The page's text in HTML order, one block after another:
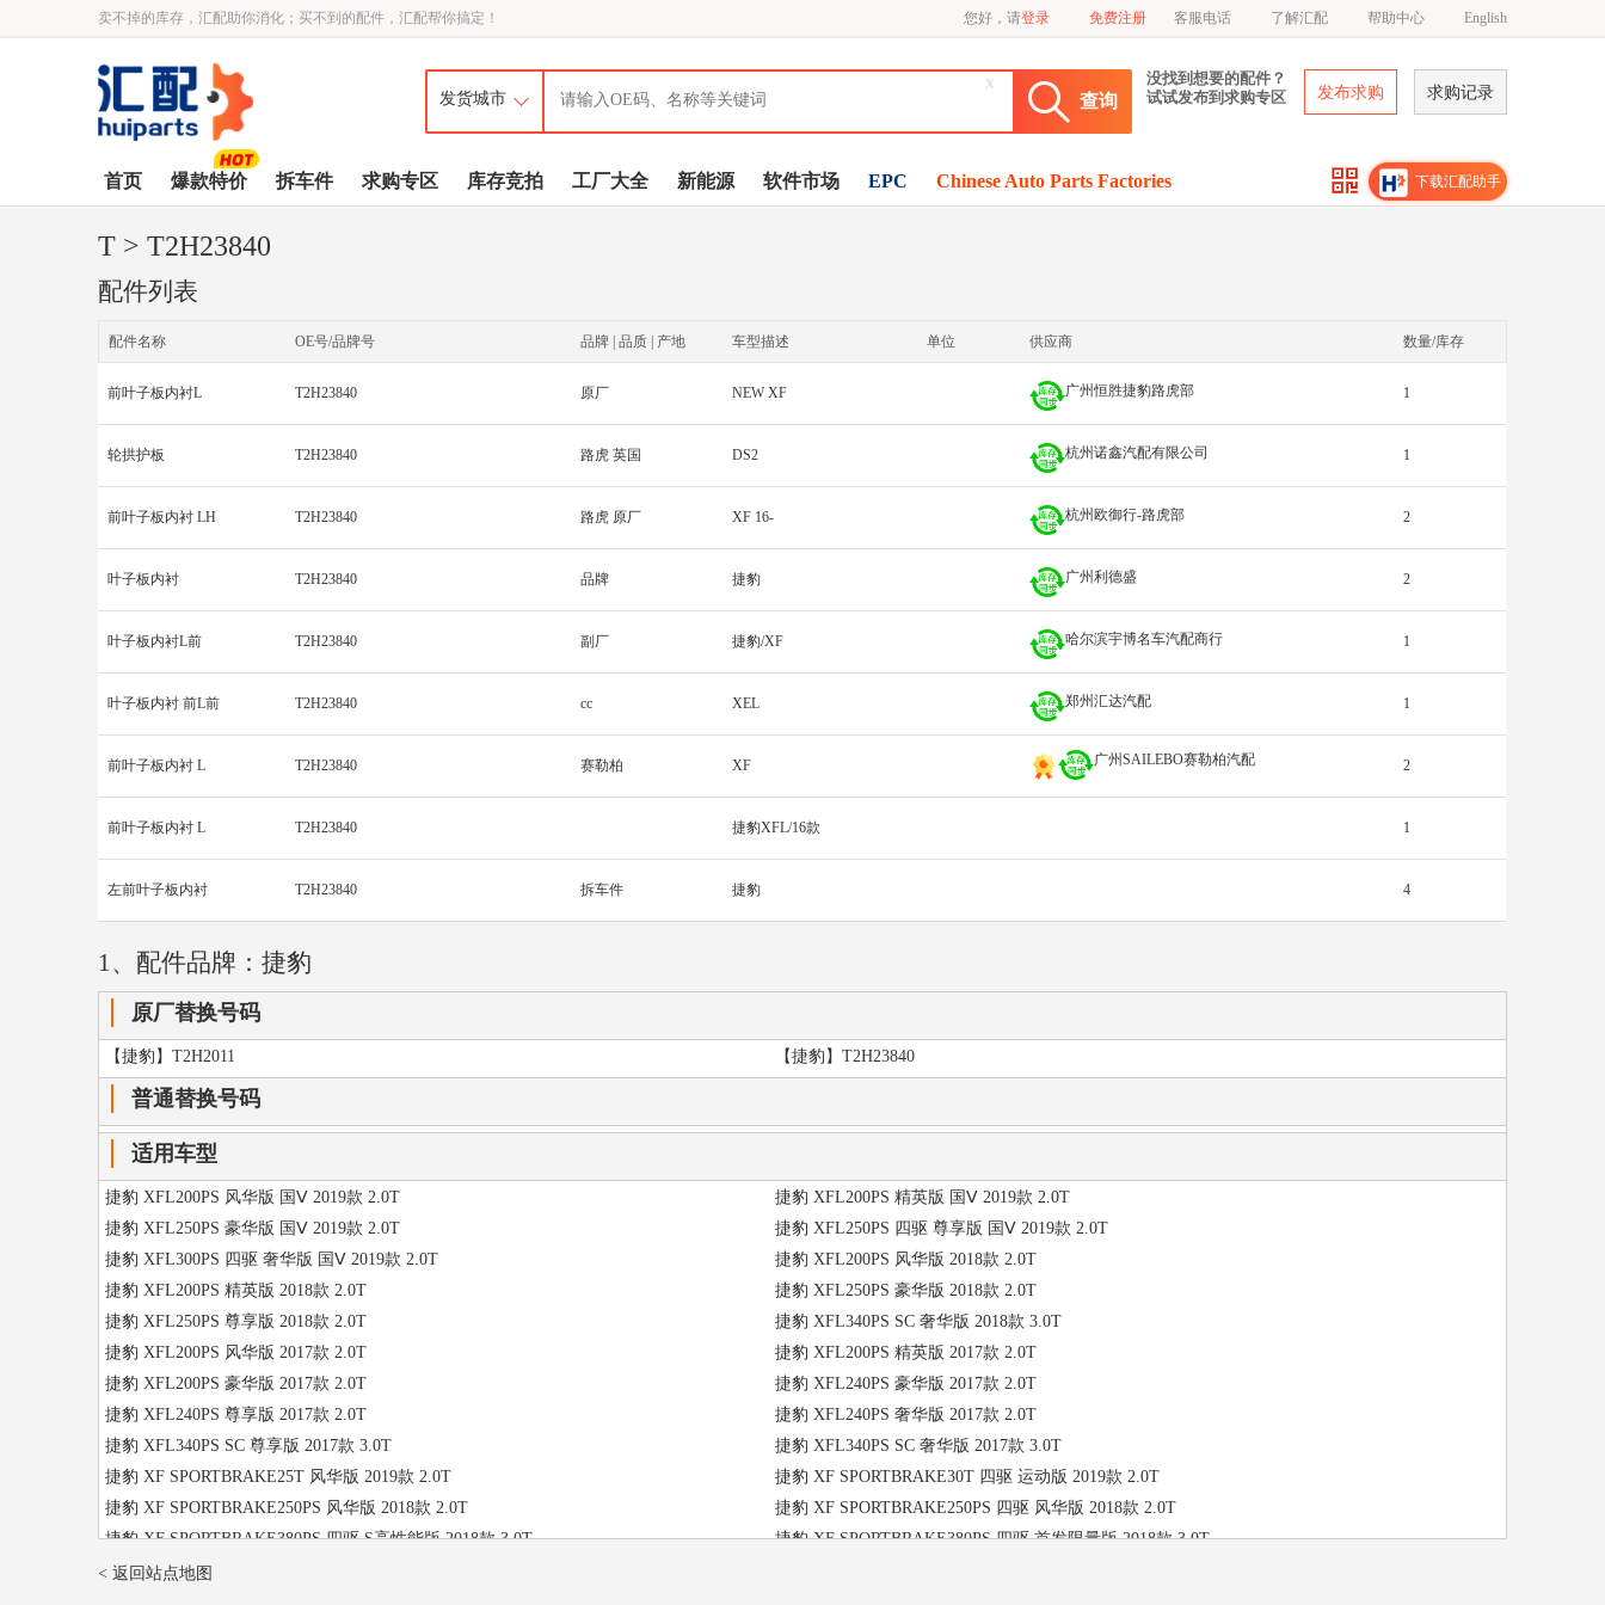
卖不掉的库存，汇配助你消化；买不到的配件，汇配帮你搞定！ 您好，请登录 免费注册 客服电话 了解汇配 帮助中心 English
查询
x
没找到想要的配件？
试试发布到求购专区
发布求购 求购记录
首页 爆款特价 拆车件 求购专区 库存竞拍 工厂大全 新能源 软件市场 EPC Chinese Auto Parts Factories 下载汇配助手
T > T2H23840
配件列表
配件名称 OE号/品牌号 品牌 | 品质 | 产地 车型描述 单位 供应商 数量/库存
前叶子板内衬L T2H23840 原厂 NEW XF 广州恒胜捷豹路虎部 1
轮拱护板 T2H23840 路虎 英国 DS2 杭州诺鑫汽配有限公司 1
前叶子板内衬 LH T2H23840 路虎 原厂 XF 16- 杭州欧御行-路虎部 2
叶子板内衬 T2H23840 品牌 捷豹 广州利德盛 2
叶子板内衬L前 T2H23840 副厂 捷豹/XF 哈尔滨宇博名车汽配商行 1
叶子板内衬 前L前 T2H23840 cc XEL 郑州汇达汽配 1
前叶子板内衬 L T2H23840 赛勒柏 XF 广州SAILEBO赛勒柏汽配 2
前叶子板内衬 L T2H23840 捷豹XFL/16款 1
左前叶子板内衬 T2H23840 拆车件 捷豹 4
1、配件品牌：捷豹
原厂替换号码
【捷豹】T2H2011 【捷豹】T2H23840
普通替换号码
适用车型
捷豹 XFL200PS 风华版 国Ⅴ 2019款 2.0T
捷豹 XFL200PS 精英版 国Ⅴ 2019款 2.0T
捷豹 XFL250PS 豪华版 国Ⅴ 2019款 2.0T
捷豹 XFL250PS 四驱 尊享版 国Ⅴ 2019款 2.0T
捷豹 XFL300PS 四驱 奢华版 国Ⅴ 2019款 2.0T
捷豹 XFL200PS 风华版 2018款 2.0T
捷豹 XFL200PS 精英版 2018款 2.0T
捷豹 XFL250PS 豪华版 2018款 2.0T
捷豹 XFL250PS 尊享版 2018款 2.0T
捷豹 XFL340PS SC 奢华版 2018款 3.0T
捷豹 XFL200PS 风华版 2017款 2.0T
捷豹 XFL200PS 精英版 2017款 2.0T
捷豹 XFL200PS 豪华版 2017款 2.0T
捷豹 XFL240PS 豪华版 2017款 2.0T
捷豹 XFL240PS 尊享版 2017款 2.0T
捷豹 XFL240PS 奢华版 2017款 2.0T
捷豹 XFL340PS SC 尊享版 2017款 3.0T
捷豹 XFL340PS SC 奢华版 2017款 3.0T
捷豹 XF SPORTBRAKE25T 风华版 2019款 2.0T
捷豹 XF SPORTBRAKE30T 四驱 运动版 2019款 2.0T
捷豹 XF SPORTBRAKE250PS 风华版 2018款 2.0T
捷豹 XF SPORTBRAKE250PS 四驱 风华版 2018款 2.0T
捷豹 XF SPORTBRAKE380PS 四驱 S高性能版 2018款 3.0T
捷豹 XF SPORTBRAKE380PS 四驱 首发限量版 2018款 3.0T
捷豹 XF风华版 2016款 2.0T
< 返回站点地图